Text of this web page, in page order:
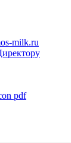
milk.ru